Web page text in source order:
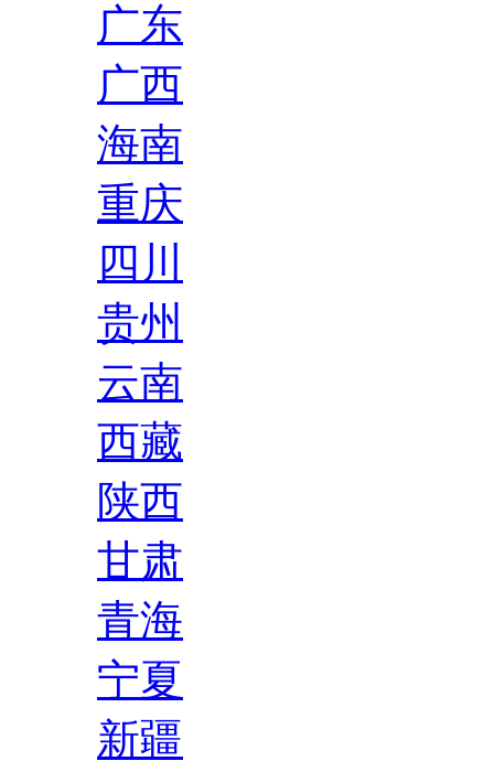
广东
广西
海南
重庆
四川
贵州
云南
西藏
陕西
甘肃
青海
宁夏
新疆